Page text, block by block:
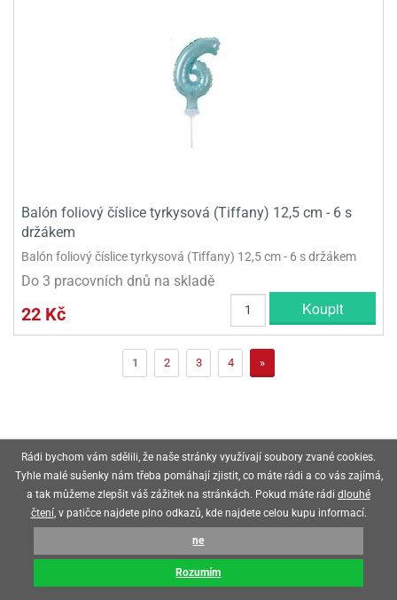
Balón foliový číslice tyrkysová (Tiffany) 12,5 cm - 6 s
držákem
Balón foliový číslice tyrkysová (Tiffany) 12,5 cm - 6 s držákem
Do 3 pracovních dnů na skladě
22 Kč Koupit
1 2 3 4 »
┊Kontakty┊ Doprava┊Místa osobního odběru┊Obchodní
podmínky
Odstoupení od smlouvy ┊ Formulář k odstoupení
Ochrana
soukromí
Spolupracujeme se spolehlivými dopravci
Rádi bychom vám sdělili, že naše stránky využívají soubory zvané cookies.
Tyhle malé sušenky nám třeba pomáhají zjistit, co máte rádi a co vás zajímá,
a tak můžeme zlepšit váš zážitek na stránkách. Pokud máte rádi dlouhé
čtení, v patičce najdete plno odkazů, kde najdete celou kupu informací.
ne
Rozumím